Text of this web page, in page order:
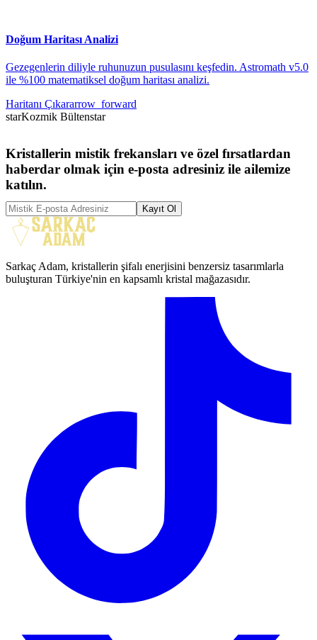
Doğum Haritası Analizi
Gezegenlerin diliyle ruhunuzun pusulasını keşfedin. Astromath v5.0
ile %100 matematiksel doğum haritası analizi.
Haritanı Çıkararrow_forward
starKozmik Bültenstar
Kristallerin mistik frekansları ve özel fırsatlardan
haberdar olmak için e-posta adresiniz ile ailemize
katılın.
Kayıt Ol
Sarkaç Adam, kristallerin şifalı enerjisini benzersiz tasarımlarla
buluşturan Türkiye'nin en kapsamlı kristal mağazasıdır.